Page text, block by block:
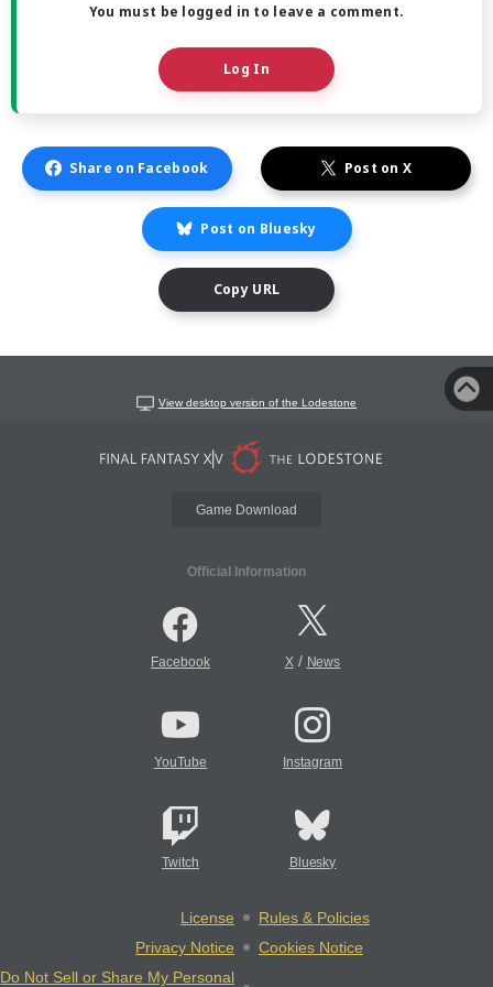
You must be logged in to leave a comment.
Log In
Share on Facebook Post on X
Post on Bluesky
Copy URL
View desktop version of the Lodestone
Game Download
Official Information
Facebook X/ News
YouTube Instagram
Twitch Bluesky
License
Rules & Policies
Privacy Notice
Cookies Notice
Do Not Sell or Share My Personal